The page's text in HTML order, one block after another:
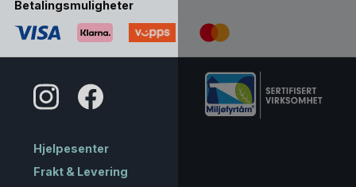
Betalingsmuligheter
Hjelpesenter
Frakt & Levering